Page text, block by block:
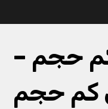
کم حجم –
کم حجم